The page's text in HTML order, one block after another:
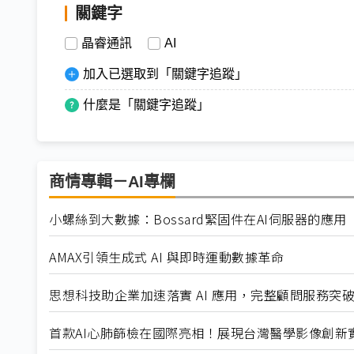
關鍵字
晶睿通訊 AI
加入已選取到「關鍵字追蹤」
什麼是「關鍵字追蹤」
商情專輯－AI專欄
小螺絲到大數據：Bossard緊固件在AI伺服器的應用
AMAX引領生成式 AI 與即時運動數據革命
思想科技助企業加速落實 AI 應用，完整顧問服務突
首款AI心肺篩檢在國際亮相！展現台灣醫學影像創新